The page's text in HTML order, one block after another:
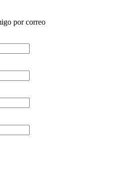
por correo